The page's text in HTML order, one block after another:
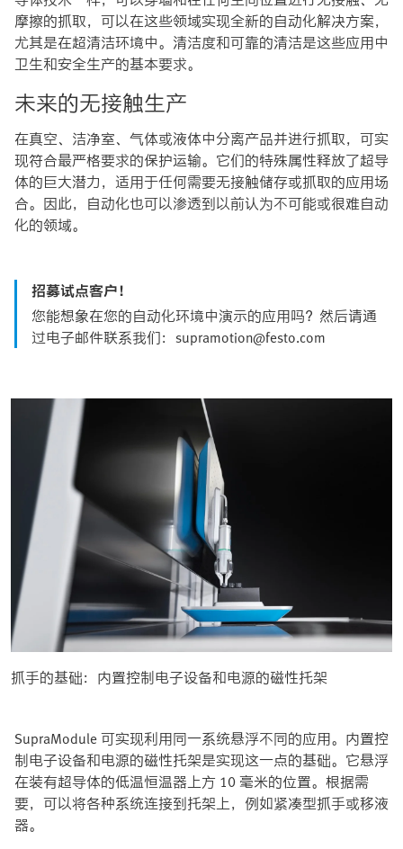
摩擦的抓取，可以在这些领域实现全新的自动化解决方案，
尤其是在超清洁环境中。清洁度和可靠的清洁是这些应用中
卫生和安全生产的基本要求。
未来的无接触生产
在真空、洁净室、气体或液体中分离产品并进行抓取，可实
现符合最严格要求的保护运输。它们的特殊属性释放了超导
体的巨大潜力，适用于任何需要无接触储存或抓取的应用场
合。因此，自动化也可以渗透到以前认为不可能或很难自动
化的领域。
招募试点客户！
您能想象在您的自动化环境中演示的应用吗？然后请通
过电子邮件联系我们：supramotion@festo.com
抓手的基础：内置控制电子设备和电源的磁性托架
SupraModule 可实现利用同一系统悬浮不同的应用。内置控
制电子设备和电源的磁性托架是实现这一点的基础。它悬浮
在装有超导体的低温恒温器上方 10 毫米的位置。根据需
要，可以将各种系统连接到托架上，例如紧凑型抓手或移液
器。